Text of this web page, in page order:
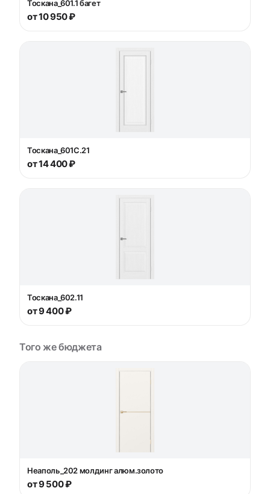
Тоскана_601.1 багет
от 10 950 ₽
Тоскана_601С.21
от 14 400 ₽
Тоскана_602.11
от 9 400 ₽
Того же бюджета
Неаполь_202 молдинг алюм.золото
от 9 500 ₽